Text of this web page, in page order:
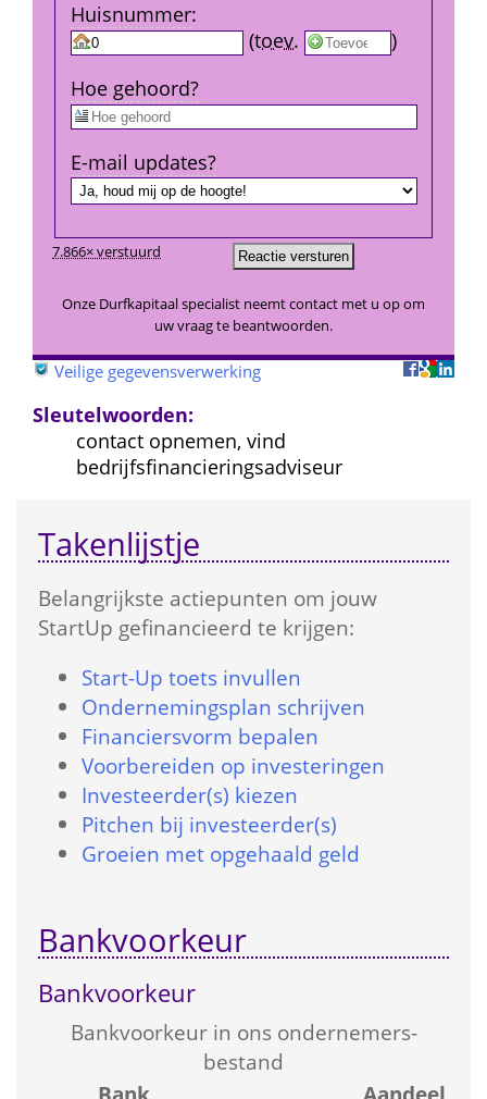
7.866× verstuurd
Onze Durfkapitaal specialist neemt contact met u op om
uw vraag te beantwoorden.
Huis­nummer:
(toev.
)
Hoe gehoord?
E-mail updates?
Veilige gegevensverwerking
Sleutelwoorden:
contact opnemen, vind
bedrijfsfinancieringsadviseur
Takenlijstje
Belangrijkste actie­punten om jouw
StartUp gefinancieerd te krijgen:
Start-Up toets in­vullen
Onder­nemings­plan schrijven
Financiers­vorm bepalen
Voorbereiden op investeringen
Investeerder(s) kiezen
Pitchen bij investeerder(s)
Groeien met opgehaald geld
Bankvoorkeur
Bankvoorkeur
Bank­voorkeur in ons ondernemers­
bestand